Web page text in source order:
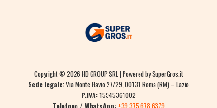
Copyright © 2026 HD GROUP SRL | Powered by SuperGros.it
Sede legale:Via Monte Flavio 27/29, 00131 Roma (RM) – Lazio
P.IVA:15945361002
Telefono / WhatsApp: +39 375 678 6379